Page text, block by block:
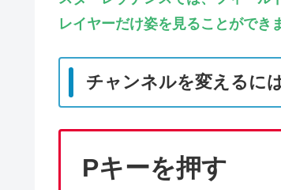
レイヤーだけ姿を見ることができ
チャンネルを変えるに
Pキーを押す